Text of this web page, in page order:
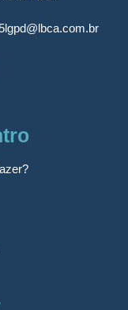
lgpd@lbca.com.br